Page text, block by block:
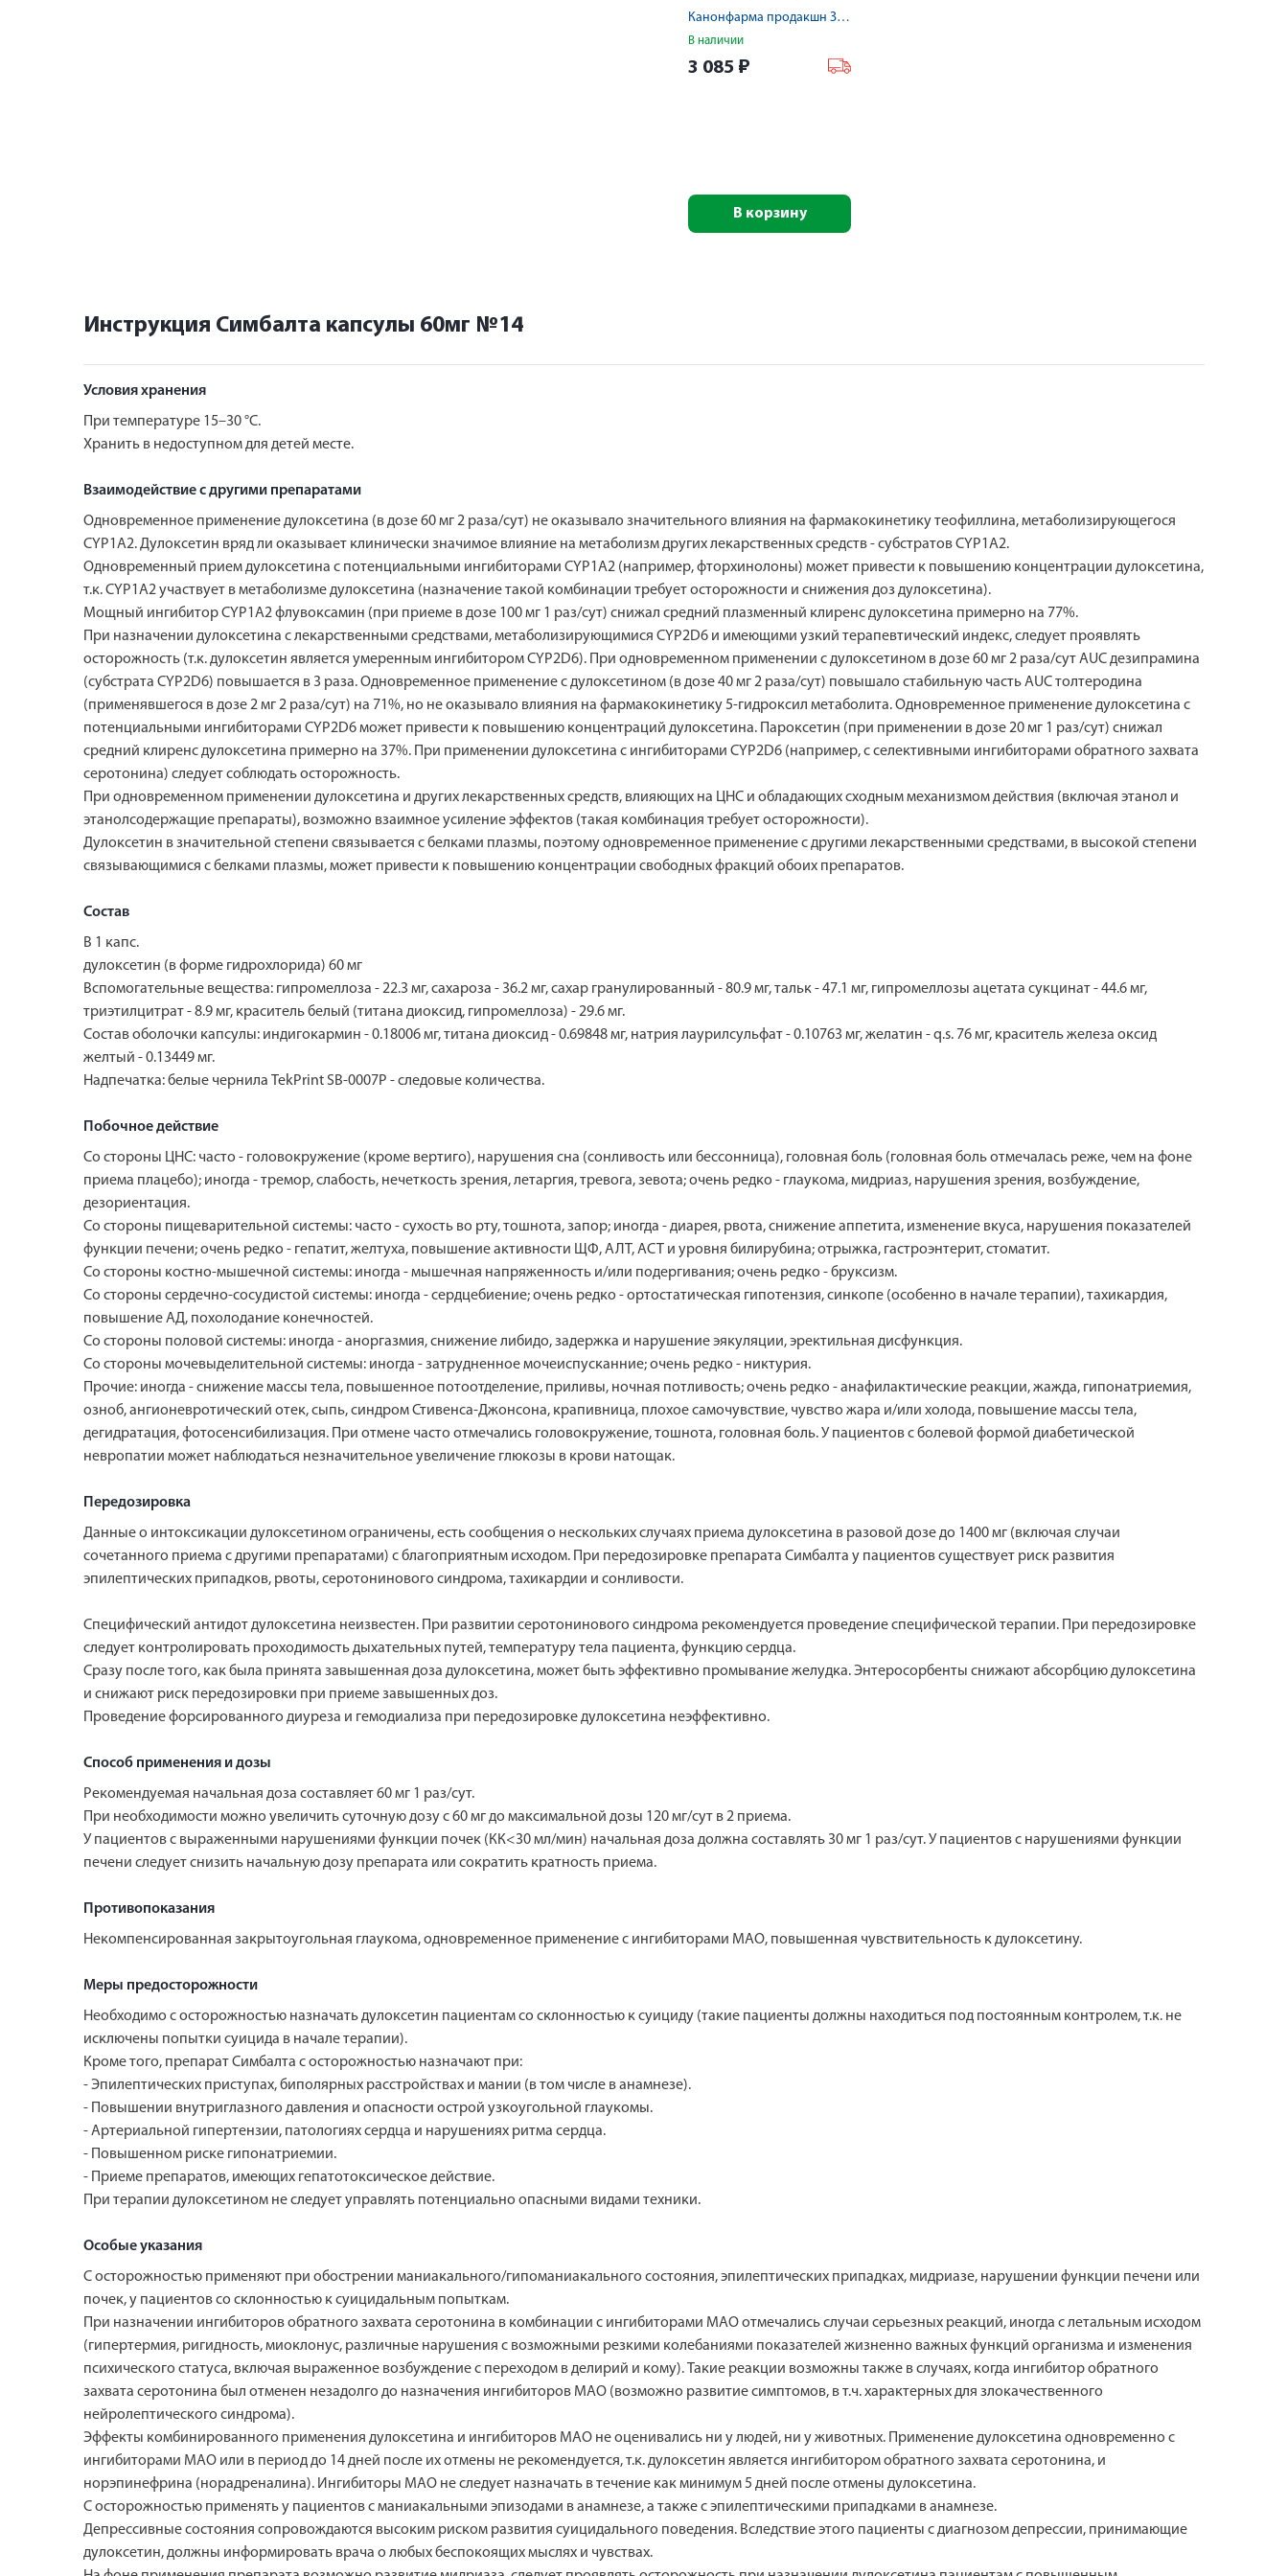
60мг №28
Канонфарма продакшн ЗАО
В наличии
3 085 ₽
В корзину
Инструкция Симбалта капсулы 60мг №14
Условия хранения
При температуре 15–30 °C.
Хранить в недоступном для детей месте.
Взаимодействие с другими препаратами
Одновременное применение дулоксетина (в дозе 60 мг 2 раза/сут) не оказывало значительного влияния на фармакокинетику теофиллина, метаболизирующегося
CYP1A2. Дулоксетин вряд ли оказывает клинически значимое влияние на метаболизм других лекарственных средств - субстратов CYP1A2.
Одновременный прием дулоксетина с потенциальными ингибиторами CYP1A2 (например, фторхинолоны) может привести к повышению концентрации дулоксетина,
т.к. CYP1A2 участвует в метаболизме дулоксетина (назначение такой комбинации требует осторожности и снижения доз дулоксетина).
Мощный ингибитор CYP1A2 флувоксамин (при приеме в дозе 100 мг 1 раз/сут) снижал средний плазменный клиренс дулоксетина примерно на 77%.
При назначении дулоксетина с лекарственными средствами, метаболизирующимися CYP2D6 и имеющими узкий терапевтический индекс, следует проявлять
осторожность (т.к. дулоксетин является умеренным ингибитором CYP2D6). При одновременном применении с дулоксетином в дозе 60 мг 2 раза/сут AUC дезипрамина
(субстрата CYP2D6) повышается в 3 раза. Одновременное применение с дулоксетином (в дозе 40 мг 2 раза/сут) повышало стабильную часть AUC толтеродина
(применявшегося в дозе 2 мг 2 раза/сут) на 71%, но не оказывало влияния на фармакокинетику 5-гидроксил метаболита. Одновременное применение дулоксетина с
потенциальными ингибиторами CYP2D6 может привести к повышению концентраций дулоксетина. Пароксетин (при применении в дозе 20 мг 1 раз/сут) снижал
средний клиренс дулоксетина примерно на 37%. При применении дулоксетина с ингибиторами CYP2D6 (например, с селективными ингибиторами обратного захвата
серотонина) следует соблюдать осторожность.
При одновременном применении дулоксетина и других лекарственных средств, влияющих на ЦНС и обладающих сходным механизмом действия (включая этанол и
этанолсодержащие препараты), возможно взаимное усиление эффектов (такая комбинация требует осторожности).
Дулоксетин в значительной степени связывается с белками плазмы, поэтому одновременное применение с другими лекарственными средствами, в высокой степени
связывающимися с белками плазмы, может привести к повышению концентрации свободных фракций обоих препаратов.
Состав
В 1 капс.
дулоксетин (в форме гидрохлорида) 60 мг
Вспомогательные вещества: гипромеллоза - 22.3 мг, сахароза - 36.2 мг, сахар гранулированный - 80.9 мг, тальк - 47.1 мг, гипромеллозы ацетата сукцинат - 44.6 мг,
триэтилцитрат - 8.9 мг, краситель белый (титана диоксид, гипромеллоза) - 29.6 мг.
Состав оболочки капсулы: индигокармин - 0.18006 мг, титана диоксид - 0.69848 мг, натрия лаурилсульфат - 0.10763 мг, желатин - q.s. 76 мг, краситель железа оксид
желтый - 0.13449 мг.
Надпечатка: белые чернила TekPrint SB-0007P - следовые количества.
Побочное действие
Со стороны ЦНС: часто - головокружение (кроме вертиго), нарушения сна (сонливость или бессонница), головная боль (головная боль отмечалась реже, чем на фоне
приема плацебо); иногда - тремор, слабость, нечеткость зрения, летаргия, тревога, зевота; очень редко - глаукома, мидриаз, нарушения зрения, возбуждение,
дезориентация.
Со стороны пищеварительной системы: часто - сухость во рту, тошнота, запор; иногда - диарея, рвота, снижение аппетита, изменение вкуса, нарушения показателей
функции печени; очень редко - гепатит, желтуха, повышение активности ЩФ, АЛТ, АСТ и уровня билирубина; отрыжка, гастроэнтерит, стоматит.
Со стороны костно-мышечной системы: иногда - мышечная напряженность и/или подергивания; очень редко - бруксизм.
Со стороны сердечно-сосудистой системы: иногда - сердцебиение; очень редко - ортостатическая гипотензия, синкопе (особенно в начале терапии), тахикардия,
повышение АД, похолодание конечностей.
Со стороны половой системы: иногда - аноргазмия, снижение либидо, задержка и нарушение эякуляции, эректильная дисфункция.
Со стороны мочевыделительной системы: иногда - затрудненное мочеиспусканние; очень редко - никтурия.
Прочие: иногда - снижение массы тела, повышенное потоотделение, приливы, ночная потливость; очень редко - анафилактические реакции, жажда, гипонатриемия,
озноб, ангионевротический отек, сыпь, синдром Стивенса-Джонсона, крапивница, плохое самочувствие, чувство жара и/или холода, повышение массы тела,
дегидратация, фотосенсибилизация. При отмене часто отмечались головокружение, тошнота, головная боль. У пациентов с болевой формой диабетической
невропатии может наблюдаться незначительное увеличение глюкозы в крови натощак.
Передозировка
Данные о интоксикации дулоксетином ограничены, есть сообщения о нескольких случаях приема дулоксетина в разовой дозе до 1400 мг (включая случаи
сочетанного приема с другими препаратами) с благоприятным исходом. При передозировке препарата Симбалта у пациентов существует риск развития
эпилептических припадков, рвоты, серотонинового синдрома, тахикардии и сонливости.
Специфический антидот дулоксетина неизвестен. При развитии серотонинового синдрома рекомендуется проведение специфической терапии. При передозировке
следует контролировать проходимость дыхательных путей, температуру тела пациента, функцию сердца.
Сразу после того, как была принята завышенная доза дулоксетина, может быть эффективно промывание желудка. Энтеросорбенты снижают абсорбцию дулоксетина
и снижают риск передозировки при приеме завышенных доз.
Проведение форсированного диуреза и гемодиализа при передозировке дулоксетина неэффективно.
Способ применения и дозы
Рекомендуемая начальная доза составляет 60 мг 1 раз/сут.
При необходимости можно увеличить суточную дозу с 60 мг до максимальной дозы 120 мг/сут в 2 приема.
У пациентов с выраженными нарушениями функции почек (КК<30 мл/мин) начальная доза должна составлять 30 мг 1 раз/сут. У пациентов с нарушениями функции
печени следует снизить начальную дозу препарата или сократить кратность приема.
Противопоказания
Некомпенсированная закрытоугольная глаукома, одновременное применение с ингибиторами МАО, повышенная чувствительность к дулоксетину.
Меры предосторожности
Необходимо с осторожностью назначать дулоксетин пациентам со склонностью к суициду (такие пациенты должны находиться под постоянным контролем, т.к. не
исключены попытки суицида в начале терапии).
Кроме того, препарат Симбалта с осторожностью назначают при:
- Эпилептических приступах, биполярных расстройствах и мании (в том числе в анамнезе).
- Повышении внутриглазного давления и опасности острой узкоугольной глаукомы.
- Артериальной гипертензии, патологиях сердца и нарушениях ритма сердца.
- Повышенном риске гипонатриемии.
- Приеме препаратов, имеющих гепатотоксическое действие.
При терапии дулоксетином не следует управлять потенциально опасными видами техники.
Особые указания
С осторожностью применяют при обострении маниакального/гипоманиакального состояния, эпилептических припадках, мидриазе, нарушении функции печени или
почек, у пациентов со склонностью к суицидальным попыткам.
При назначении ингибиторов обратного захвата серотонина в комбинации с ингибиторами МАО отмечались случаи серьезных реакций, иногда с летальным исходом
(гипертермия, ригидность, миоклонус, различные нарушения с возможными резкими колебаниями показателей жизненно важных функций организма и изменения
психического статуса, включая выраженное возбуждение с переходом в делирий и кому). Такие реакции возможны также в случаях, когда ингибитор обратного
захвата серотонина был отменен незадолго до назначения ингибиторов МАО (возможно развитие симптомов, в т.ч. характерных для злокачественного
нейролептического синдрома).
Эффекты комбинированного применения дулоксетина и ингибиторов МАО не оценивались ни у людей, ни у животных. Применение дулоксетина одновременно с
ингибиторами МАО или в период до 14 дней после их отмены не рекомендуется, т.к. дулоксетин является ингибитором обратного захвата серотонина, и
норэпинефрина (норадреналина). Ингибиторы МАО не следует назначать в течение как минимум 5 дней после отмены дулоксетина.
С осторожностью применять у пациентов с маниакальными эпизодами в анамнезе, а также с эпилептическими припадками в анамнезе.
Депрессивные состояния сопровождаются высоким риском развития суицидального поведения. Вследствие этого пациенты с диагнозом депрессии, принимающие
дулоксетин, должны информировать врача о любых беспокоящих мыслях и чувствах.